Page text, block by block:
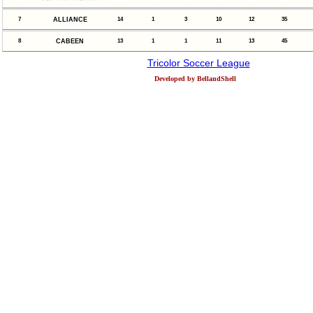
7 ALLIANCE 14 1 3 10 12 35
8 CABEEN 13 1 1 11 13 45
Tricolor Soccer League
Developed by BellandShell